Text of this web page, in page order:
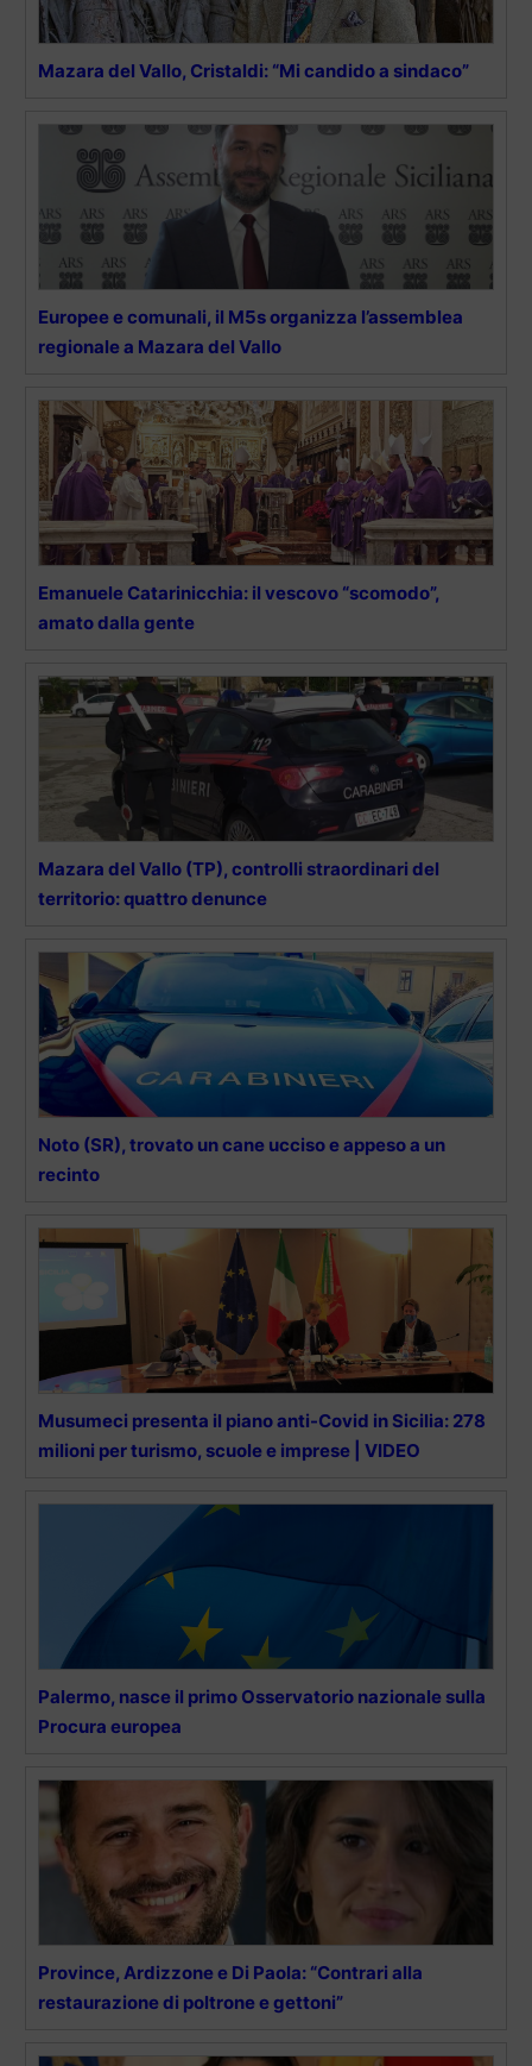
Mazara del Vallo, Cristaldi: “Mi candido a sindaco”
Europee e comunali, il M5s organizza l’assemblea
regionale a Mazara del Vallo
Emanuele Catarinicchia: il vescovo “scomodo”,
amato dalla gente
Mazara del Vallo (TP), controlli straordinari del
territorio: quattro denunce
Noto (SR), trovato un cane ucciso e appeso a un
recinto
Musumeci presenta il piano anti-Covid in Sicilia: 278
milioni per turismo, scuole e imprese | VIDEO
Palermo, nasce il primo Osservatorio nazionale sulla
Procura europea
Province, Ardizzone e Di Paola: “Contrari alla
restaurazione di poltrone e gettoni”